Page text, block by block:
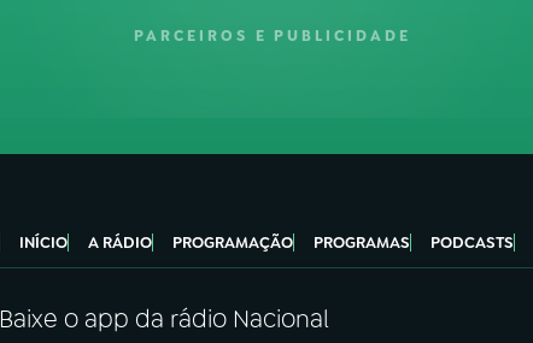
PARCEIROS E PUBLICIDADE
INÍCIO A RÁDIO PROGRAMAÇÃO PROGRAMAS PODCASTS
Baixe o app da rádio Nacional